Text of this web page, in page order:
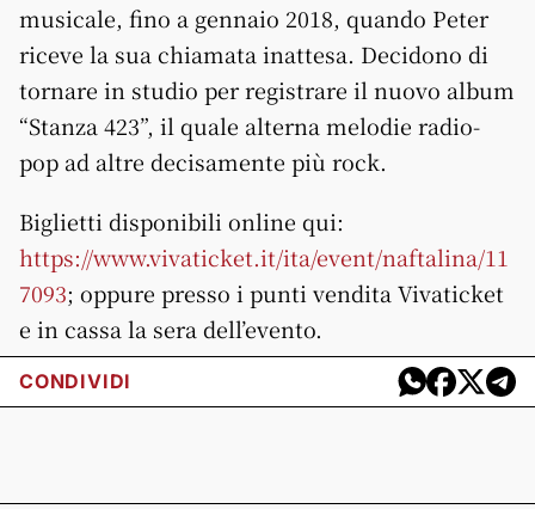
musicale, fino a gennaio 2018, quando Peter
riceve la sua chiamata inattesa. Decidono di
tornare in studio per registrare il nuovo album
“Stanza 423”, il quale alterna melodie radio-
pop ad altre decisamente più rock.
Biglietti disponibili online qui:
https://www.vivaticket.it/ita/event/naftalina/11
7093; oppure presso i punti vendita Vivaticket
e in cassa la sera dell’evento.
CONDIVIDI